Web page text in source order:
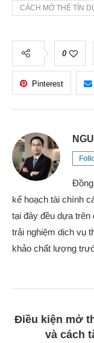
CÁCH MỞ THẺ TÍN
0
Pinterest
kế hoạch tài chính
tại đây đều dựa trên
trải nghiệm dịch vụ
khảo chất lượng
Điều kiện mở
và cách